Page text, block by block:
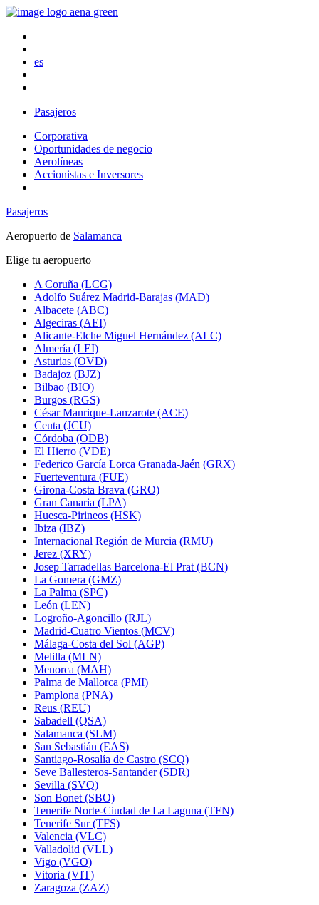
es
Pasajeros
Corporativa
Oportunidades de negocio
Aerolíneas
Accionistas e Inversores
Pasajeros
Aeropuerto de Salamanca
Elige tu aeropuerto
A Coruña (LCG)
Adolfo Suárez Madrid-Barajas (MAD)
Albacete (ABC)
Algeciras (AEI)
Alicante-Elche Miguel Hernández (ALC)
Almería (LEI)
Asturias (OVD)
Badajoz (BJZ)
Bilbao (BIO)
Burgos (RGS)
César Manrique-Lanzarote (ACE)
Ceuta (JCU)
Córdoba (ODB)
El Hierro (VDE)
Federico García Lorca Granada-Jaén (GRX)
Fuerteventura (FUE)
Girona-Costa Brava (GRO)
Gran Canaria (LPA)
Huesca-Pirineos (HSK)
Ibiza (IBZ)
Internacional Región de Murcia (RMU)
Jerez (XRY)
Josep Tarradellas Barcelona-El Prat (BCN)
La Gomera (GMZ)
La Palma (SPC)
León (LEN)
Logroño-Agoncillo (RJL)
Madrid-Cuatro Vientos (MCV)
Málaga-Costa del Sol (AGP)
Melilla (MLN)
Menorca (MAH)
Palma de Mallorca (PMI)
Pamplona (PNA)
Reus (REU)
Sabadell (QSA)
Salamanca (SLM)
San Sebastián (EAS)
Santiago-Rosalía de Castro (SCQ)
Seve Ballesteros-Santander (SDR)
Sevilla (SVQ)
Son Bonet (SBO)
Tenerife Norte-Ciudad de La Laguna (TFN)
Tenerife Sur (TFS)
Valencia (VLC)
Valladolid (VLL)
Vigo (VGO)
Vitoria (VIT)
Zaragoza (ZAZ)